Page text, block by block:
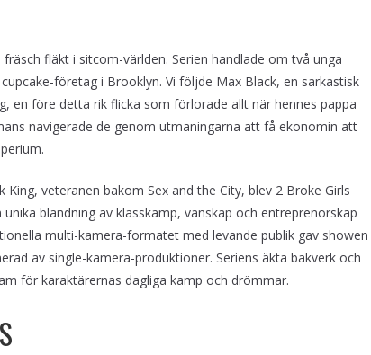
fläkt i sitcom-världen. Serien handlade om två unga
företag i Brooklyn. Vi följde Max Black, en sarkastisk
en före detta rik flicka som förlorade allt när hennes pappa
navigerade de genom utmaningarna att få ekonomin att
veteranen bakom Sex and the City, blev 2 Broke Girls
blandning av klasskamp, vänskap och entreprenörskap
multi-kamera-formatet med levande publik gav showen
av single-kamera-produktioner. Seriens äkta bakverk och
för karaktärernas dagliga kamp och drömmar.